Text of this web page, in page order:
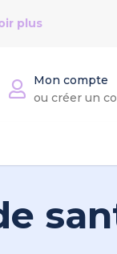
plus
Mon compte
ou créer un